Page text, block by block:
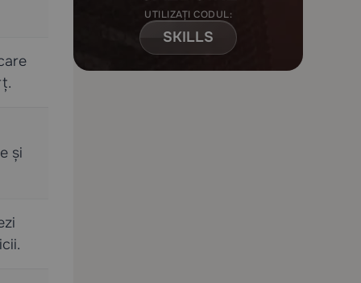
și
UTILIZAȚI CODUL:
SKILLS